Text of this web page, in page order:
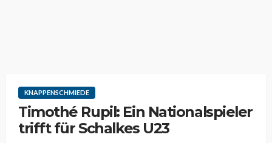
KNAPPENSCHMIEDE
Timothé Rupil: Ein Nationalspieler
trifft für Schalkes U23